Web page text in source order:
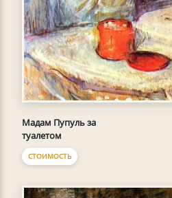
Мадам Пупуль за
туалетом
СТОИМОСТЬ